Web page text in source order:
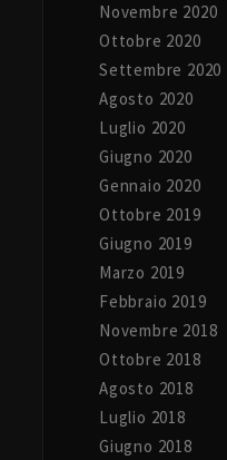
Novembre 2020
Ottobre 2020
Settembre 2020
Agosto 2020
Luglio 2020
Giugno 2020
Gennaio 2020
Ottobre 2019
Giugno 2019
Marzo 2019
Febbraio 2019
Novembre 2018
Ottobre 2018
Agosto 2018
Luglio 2018
Giugno 2018